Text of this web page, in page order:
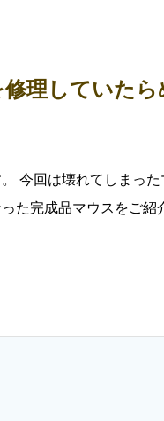
修理していた
今回は壊れてしまっ
た完成品マウスをご